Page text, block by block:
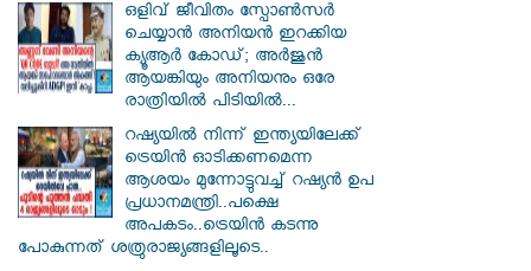
ഒളിവ് ജീവിതം സ്പോൺസർ
ചെയ്യാൻ അനിയൻ ഇറക്കിയ
ക്യൂആർ കോഡ്; അർജുൻ
ആയങ്കിയും അനിയനും ഒരേ
രാത്രിയിൽ പിടിയിൽ...
റഷ്യയിൽ നിന്ന് ഇന്ത്യയിലേക്ക്
ട്രെയിൻ ഓടിക്കണമെന്ന
ആശയം മുന്നോട്ടുവച്ച് റഷ്യൻ ഉപ
പ്രധാനമന്ത്രി..പക്ഷെ
അപകടം..ട്രെയിൻ കടന്നു
പോകുന്നത് ശത്രുരാജ്യങ്ങളിലൂടെ..